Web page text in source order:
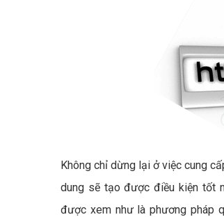
Không chỉ dừng lại ở việc cung
dung sẽ tạo được điều kiện tốt
được xem như là phương pháp